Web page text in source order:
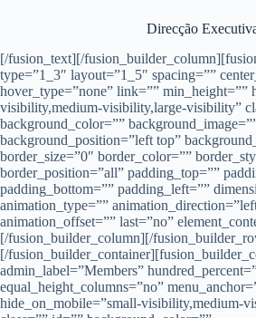
Direcção
[/fusion_text][/
type=”1_3″ layout=”1_5″ spacing=””
hover_type=”none” link=”” min_height=””
visibility,medium-visibility,large-visibility”
background_color=””
background_position=”left top”
border_size=”0″ border_color=””
border_position=”all” padding_top=””
padding_bottom=”” padding_left=””
animation_type=””
animation_offset=”” last=”no”
[/fusion_builder_column][/
[/
admin_label=”Members”
equal_height_columns=”no”
hide_on_mobile=”small-visibility,medium-